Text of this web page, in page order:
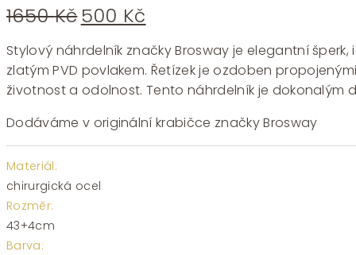
1650KčPůvodní
cena
byla:
1650 Kč.
500 Kč
cena
je:
500 Kč.
Stylový náhrdelník značky Brosway je elegantní
zlatým PVD povlakem. Řetízek je ozdoben
životnost a odolnost. Tento náhrdelník je dokonalým
Dodáváme v originální krabičce značky Brosway
Materiál:
chirurgická ocel
Rozměr:
43+4cm
Barva: